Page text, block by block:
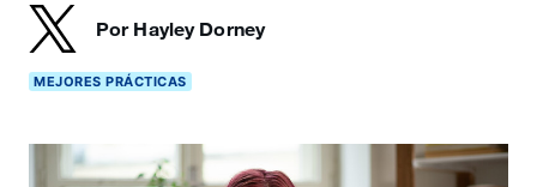
Por Hayley Dorney
MEJORES PRÁCTICAS